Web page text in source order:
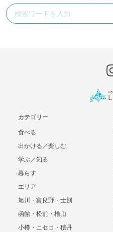
カテゴリー
食べる
出かける／楽しむ
学ぶ／知る
暮らす
エリア
旭川・富良野・士別
函館・松前・檜山
小樽・ニセコ・積丹